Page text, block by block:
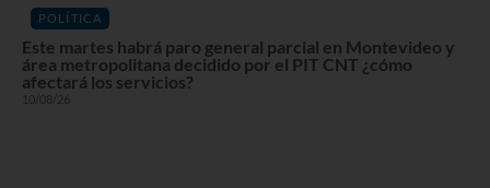
POLÍTICA
Este martes habrá paro general parcial en Montevideo y
área metropolitana decidido por el PIT CNT ¿cómo
afectará los servicios?
10/08/26